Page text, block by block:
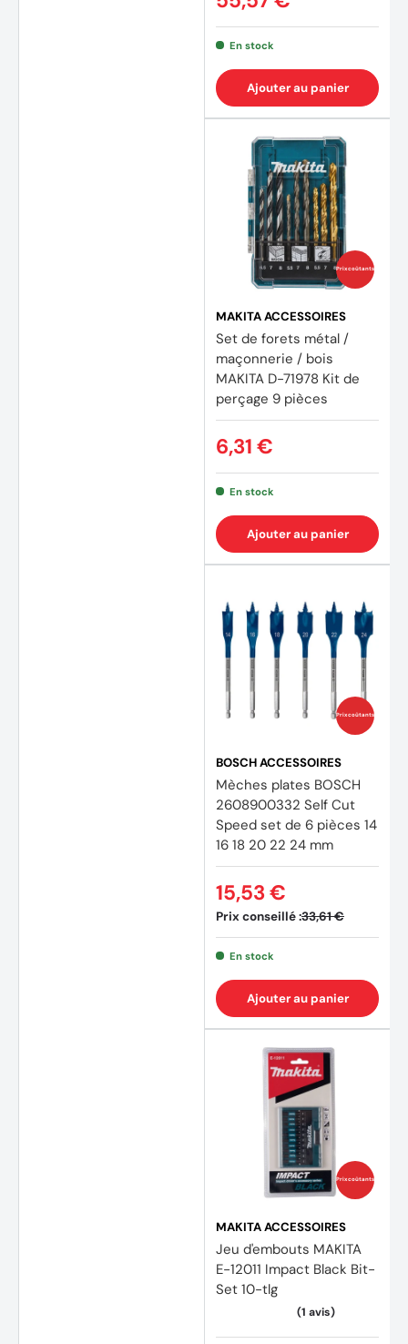
En stock
Ajouter au panier
Prix coûtants
MAKITA ACCESSOIRES
Set de forets métal /
maçonnerie / bois
MAKITA D-71978 Kit de
perçage 9 pièces
6,31 €
En stock
Ajouter au panier
Prix coûtants
BOSCH ACCESSOIRES
Mèches plates BOSCH
2608900332 Self Cut
Speed set de 6 pièces 14
16 18 20 22 24 mm
Prix conseillé :33,61 €
15,53 €
En stock
Ajouter au panier
Prix coûtants
MAKITA ACCESSOIRES
Jeu d'embouts MAKITA
E-12011 Impact Black Bit-
Set 10-tlg